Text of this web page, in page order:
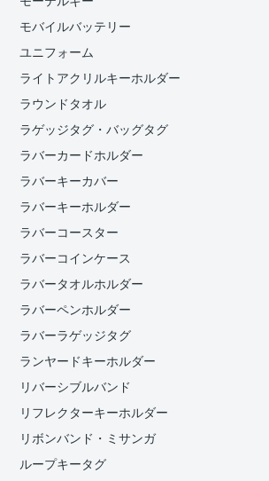
モバイルバッテリー
ユニフォーム
ライトアクリルキーホルダー
ラウンドタオル
ラゲッジタグ・バッグタグ
ラバーカードホルダー
ラバーキーカバー
ラバーキーホルダー
ラバーコースター
ラバーコインケース
ラバータオルホルダー
ラバーペンホルダー
ラバーラゲッジタグ
ランヤードキーホルダー
リバーシブルバンド
リフレクターキーホルダー
リボンバンド・ミサンガ
ループキータグ